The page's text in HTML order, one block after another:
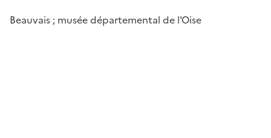
Beauvais ; musée départemental de l'Oise